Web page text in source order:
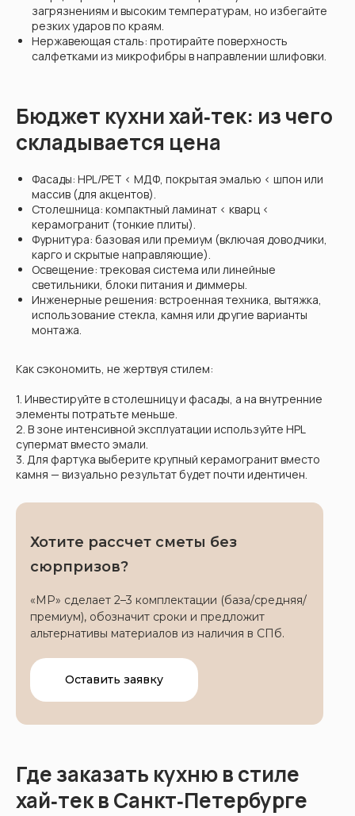
загрязнениям и высоким температурам, но избегайте
резких ударов по краям.
Нержавеющая сталь: протирайте поверхность
салфетками из микрофибры в направлении шлифовки.
Бюджет кухни хай‑тек: из чего
складывается цена
Фасады: HPL/PET < МДФ, покрытая эмалью < шпон или
массив (для акцентов).
Столешница: компактный ламинат < кварц <
керамогранит (тонкие плиты).
Фурнитура: базовая или премиум (включая доводчики,
карго и скрытые направляющие).
Освещение: трековая система или линейные
светильники, блоки питания и диммеры.
Инженерные решения: встроенная техника, вытяжка,
использование стекла, камня или другие варианты
монтажа.
Как сэкономить, не жертвуя стилем:
1. Инвестируйте в столешницу и фасады, а на внутренние
элементы потратьте меньше.
2. В зоне интенсивной эксплуатации используйте HPL
супермат вместо эмали.
3. Для фартука выберите крупный керамогранит вместо
камня — визуально результат будет почти идентичен.
Хотите рассчет сметы без
сюрпризов?
«МР» сделает 2–3 комплектации (база/средняя/
премиум), обозначит сроки и предложит
альтернативы материалов из наличия в СПб.
Оставить заявку
Где заказать кухню в стиле
хай‑тек в Санкт‑Петербурге